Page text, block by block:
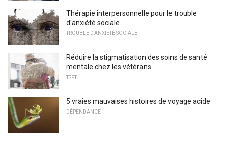
Thérapie interpersonnelle pour le trouble
d'anxiété sociale
TROUBLE D'ANXIÉTÉ SOCIALE
Réduire la stigmatisation des soins de santé
mentale chez les vétérans
TSPT
5 vraies mauvaises histoires de voyage acide
DÉPENDANCE